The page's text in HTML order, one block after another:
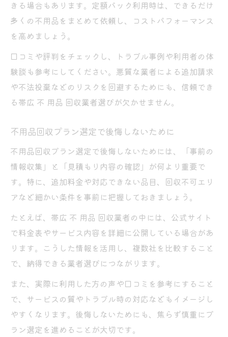
きる場合もあります。定額パック利用時は、できるだけ
多くの不用品をまとめて依頼し、コストパフォーマンス
を高めましょう。
口コミや評判をチェックし、トラブル事例や利用者の体
験談も参考にしてください。悪質な業者による追加請求
や不法投棄などのリスクを回避するためにも、信頼でき
る帯広 不 用品 回収業者選びが欠かせません。
不用品回収プラン選定で後悔しないために
不用品回収プラン選定で後悔しないためには、「事前の
情報収集」と「見積もり内容の確認」が何より重要で
す。特に、追加料金や対応できない品目、回収不可エリ
アなど細かい条件を事前に把握しておきましょう。
たとえば、帯広 不 用品 回収業者の中には、公式サイト
で料金表やサービス内容を詳細に公開している場合があ
ります。こうした情報を活用し、複数社を比較すること
で、納得できる業者選びにつながります。
また、実際に利用した方の声や口コミを参考にすること
で、サービスの質やトラブル時の対応などもイメージし
やすくなります。後悔しないためにも、焦らず慎重にプ
ラン選定を進めることが大切です。